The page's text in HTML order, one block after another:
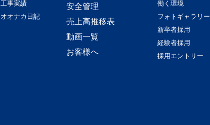
工事実績
オオナカ日記
安全管理
売上高推移表
動画一覧
お客様へ
働く環境
フォトギャラリー
新卒者採用
経験者採用
採用エントリー